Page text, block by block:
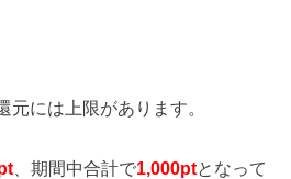
元には上限があります。
、期間中合計で1,000ptとなって